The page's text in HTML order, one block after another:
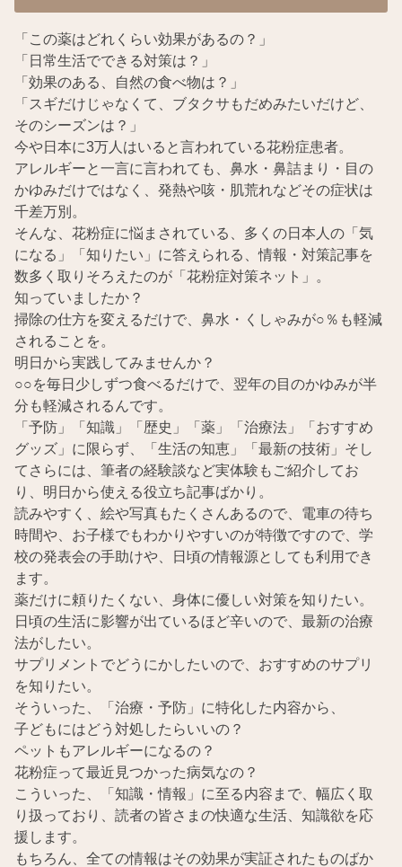
「この薬はどれくらい効果があるの？」
「日常生活でできる対策は？」
「効果のある、自然の食べ物は？」
「スギだけじゃなくて、ブタクサもだめみたいだけど、
そのシーズンは？」
今や日本に3万人はいると言われている花粉症患者。
アレルギーと一言に言われても、鼻水・鼻詰まり・目の
かゆみだけではなく、発熱や咳・肌荒れなどその症状は
千差万別。
そんな、花粉症に悩まされている、多くの日本人の「気
になる」「知りたい」に答えられる、情報・対策記事を
数多く取りそろえたのが「花粉症対策ネット」。
知っていましたか？
掃除の仕方を変えるだけで、鼻水・くしゃみが○％も軽減
されることを。
明日から実践してみませんか？
○○を毎日少しずつ食べるだけで、翌年の目のかゆみが半
分も軽減されるんです。
「予防」「知識」「歴史」「薬」「治療法」「おすすめ
グッズ」に限らず、「生活の知恵」「最新の技術」そし
てさらには、筆者の経験談など実体験もご紹介してお
り、明日から使える役立ち記事ばかり。
読みやすく、絵や写真もたくさんあるので、電車の待ち
時間や、お子様でもわかりやすいのが特徴ですので、学
校の発表会の手助けや、日頃の情報源としても利用でき
ます。
薬だけに頼りたくない、身体に優しい対策を知りたい。
日頃の生活に影響が出ているほど辛いので、最新の治療
法がしたい。
サプリメントでどうにかしたいので、おすすめのサプリ
を知りたい。
そういった、「治療・予防」に特化した内容から、
子どもにはどう対処したらいいの？
ペットもアレルギーになるの？
花粉症って最近見つかった病気なの？
こういった、「知識・情報」に至る内容まで、幅広く取
り扱っており、読者の皆さまの快適な生活、知識欲を応
援します。
もちろん、全ての情報はその効果が実証されたものばか